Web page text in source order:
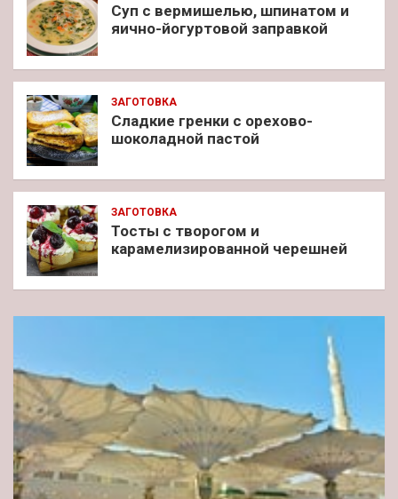
Суп с вермишелью, шпинатом и
яично-йогуртовой заправкой
ЗАГОТОВКА
Сладкие гренки с орехово-
шоколадной пастой
ЗАГОТОВКА
Тосты с творогом и
карамелизированной черешней